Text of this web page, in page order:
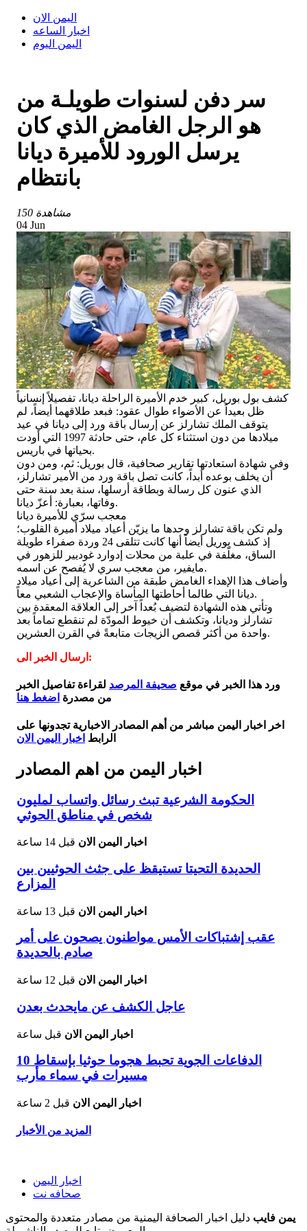
اليمن الان
اخبار الساعه
اليمن اليوم
سر دفن لسنوات طويلـة من
هو الرجل الغامض الذي كان
يرسل الورود للأميرة ديانا
بانتظام
150 مشاهدة
04 Jun
كشف بول بوريل، كبير خدم الأميرة الراحلة ديانا، تفصيلاً إنسانياً
ظل بعيداً عن الأضواء طوال عقود: فبعد طلاقهما أيضاً، لم
يتوقف الملك تشارلز عن إرسال باقة ورد إلى ديانا في عيد
ميلادها من دون استثناء كل عام، حتى حادثة 1997 التي أودت
بحياتها في باريس.
وفي شهادة استعادتها تقارير صحافية، قال بوريل: ثم، ومن دون
أن يخلف بوعده أبداً، كانت تصل باقة ورد من الأمير تشارلز،
الذي عنون كل رسالة وبطاقة أرسلها، سنة بعد سنة حتى
وفاتها، بعبارة: أعزّ ديانا.
معجب سرّي للأميرة ديانا
ولم تكن باقة تشارلز وحدها ما يزيّن أعياد ميلاد أميرة القلوب؛
إذ كشف بوريل أيضاً أنها كانت تتلقى 24 وردة صفراء طويلة
الساق، مغلّفة في علبة من محلات إدوارد غوديير للزهور في
مايفير، من معجب سري لا يُفصح عن اسمه.
وأضاف هذا الإهداء الغامض طبقة من الشاعرية إلى أعياد ميلاد
ديانا التي طالما أحاطتها المأساة والإعجاب الشعبي معاً.
وتأتي هذه الشهادة لتضيف بُعداً آخر إلى العلاقة المعقدة بين
تشارلز وديانا، وتكشف أن خيوط المودّة لم تنقطع تماماً بعد
واحدة من أكثر قصص الزيجات متابعةً في القرن العشرين.
ارسال الخبر الى:
ورد هذا الخبر في موقع صحيفة المرصد لقراءة تفاصيل الخبر
من مصدرة اضغط هنا
اخر اخبار اليمن مباشر من أهم المصادر الاخبارية تجدونها على
الرابط اخبار اليمن الان
اخبار اليمن من اهم المصادر
الحكومة الشرعية تبث رسائل واتساب لمليون
شخص في مناطق الحوثي
اخبار اليمن الان قبل 14 ساعة
الحديدة التحيتا تستيقظ على جثث الحوثيين بين
المزارع
اخبار اليمن الان قبل 13 ساعة
عقب إشتباكات الأمس مواطنون يصحون على أمر
صادم بالحديدة
اخبار اليمن الان قبل 12 ساعة
عاجل الكشف عن مايحدث بعدن
اخبار اليمن الان قبل ساعة
الدفاعات الجوية تحبط هجوما حوثيا بإسقاط 10
مسيرات في سماء مأرب
اخبار اليمن الان قبل 2 ساعة
المزيد من الأخبار
اخبار اليمن
صحافه نت
يمن فايب دليل اخبار الصحافة اليمنية من مصادر متعددة والمحتوى